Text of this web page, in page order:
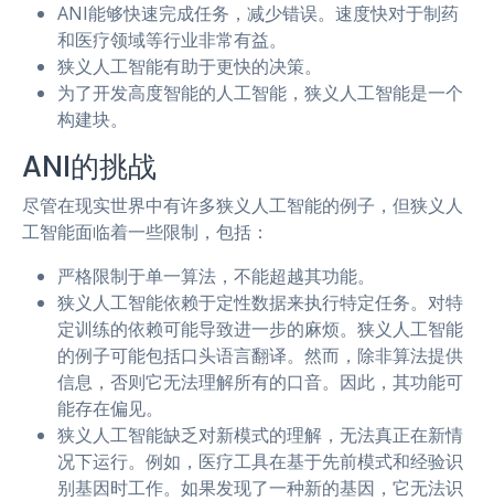
ANI能够快速完成任务，减少错误。速度快对于制药
和医疗领域等行业非常有益。
狭义人工智能有助于更快的决策。
为了开发高度智能的人工智能，狭义人工智能是一个
构建块。
ANI的挑战
尽管在现实世界中有许多狭义人工智能的例子，但狭义人
工智能面临着一些限制，包括：
严格限制于单一算法，不能超越其功能。
狭义人工智能依赖于定性数据来执行特定任务。对特
定训练的依赖可能导致进一步的麻烦。狭义人工智能
的例子可能包括口头语言翻译。然而，除非算法提供
信息，否则它无法理解所有的口音。因此，其功能可
能存在偏见。
狭义人工智能缺乏对新模式的理解，无法真正在新情
况下运行。例如，医疗工具在基于先前模式和经验识
别基因时工作。如果发现了一种新的基因，它无法识